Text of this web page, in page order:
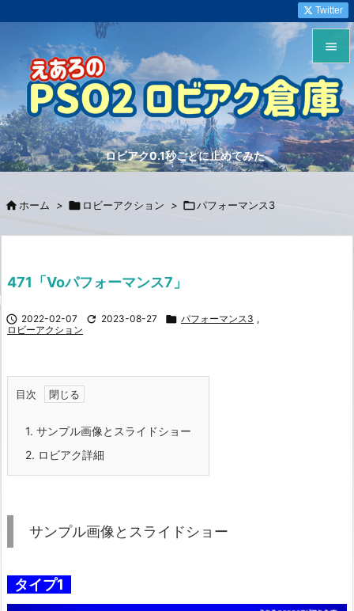
ロビアク0.1秒ごとに止めてみた


メニュ

サイド


Twitter
 ホーム >  ロビーアクション > パフォーマンス3
471「Voパフォーマンス7」
 2022-02-07  2023-08-27  パフォーマンス3 ,
ロビーアクション
目次
1. サンプル画像とスライドショー
2. ロビアク詳細
サンプル画像とスライドショー
タイプ1